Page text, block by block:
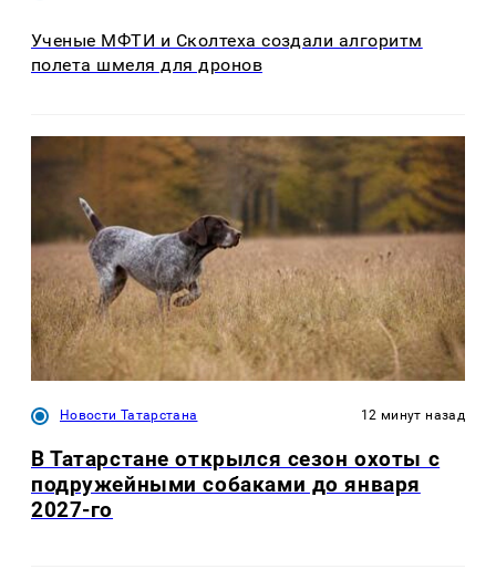
Ученые МФТИ и Сколтеха создали алгоритм
полета шмеля для дронов
Новости Татарстана 12 минут назад
В Татарстане открылся сезон охоты с
подружейными собаками до января
2027-го